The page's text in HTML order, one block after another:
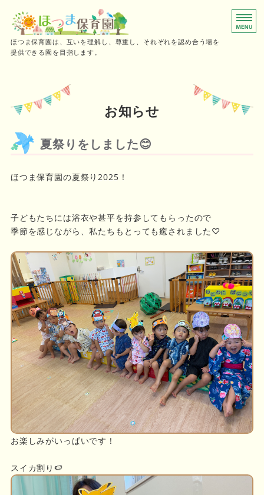
0～2歳児向けの小規模保育園
ほつま保育園は、互いを理解し、尊重し、それぞれを認め合う場を
提供できる園を目指します。
保育時間
ご利用の流れ
施設概要・採用情報
お問い合わせ
お知らせ
夏祭りをしました😊
ほつま保育園の夏祭り2025！
子どもたちには浴衣や甚平を持参してもらったので
季節を感じながら、私たちもとっても癒されました♡
お楽しみがいっぱいです！
スイカ割り🍉